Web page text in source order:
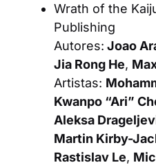
Wrath of the
Publishing
Autores: Joao
Jia Rong He,
Artistas:
Kwanpo “Ari”
Aleksa
Martin Kirby-
Rastislav Le,